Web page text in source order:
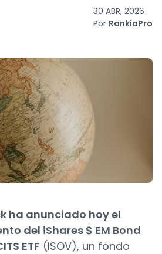
30 ABR, 2026
Por RankiaPro
ha anunciado hoy el
del iShares $ EM Bond
ETF (ISOV), un fondo